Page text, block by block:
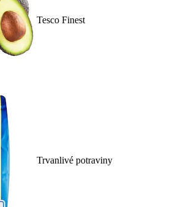
Tesco Finest
Trvanlivé potraviny